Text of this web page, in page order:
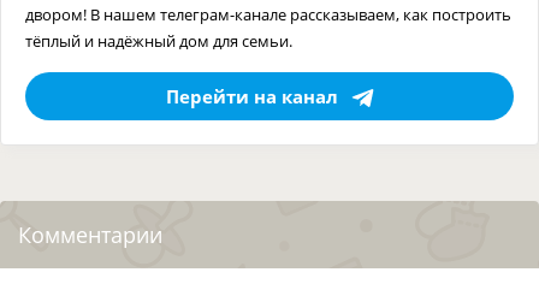
двором! В нашем телеграм-канале рассказываем, как построить
тёплый и надёжный дом для семьи.
Перейти на канал
Комментарии